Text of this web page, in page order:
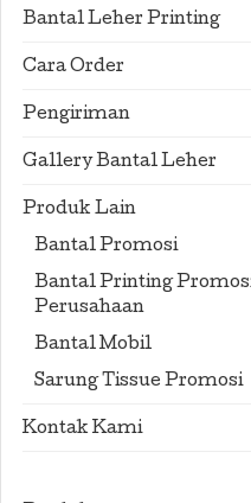
Bantal Leher Printing
Cara Order
Pengiriman
Gallery Bantal Leher
Produk Lain
Bantal Promosi
Bantal Printing
Perusahaan
Bantal Mobil
Sarung Tissue Promosi
Kontak Kami